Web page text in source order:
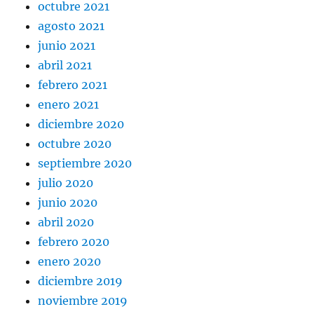
octubre 2021
agosto 2021
junio 2021
abril 2021
febrero 2021
enero 2021
diciembre 2020
octubre 2020
septiembre 2020
julio 2020
junio 2020
abril 2020
febrero 2020
enero 2020
diciembre 2019
noviembre 2019